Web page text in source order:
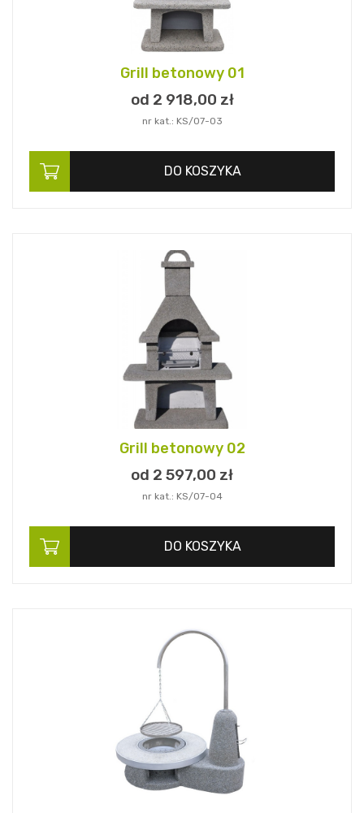
Grill betonowy 01
od 2 918,00 zł
nr kat.: KS/07-03
DO KOSZYKA
Grill betonowy 02
od 2 597,00 zł
nr kat.: KS/07-04
DO KOSZYKA